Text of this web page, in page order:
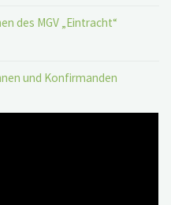
des MGV „Eintracht“
und Konfirmanden